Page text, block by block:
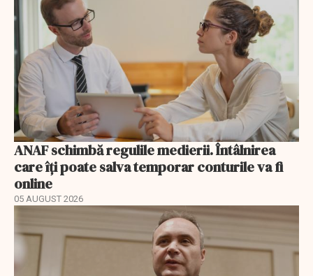
ANAF schimbă regulile medierii. Întâlnirea
care îți poate salva temporar conturile va fi
online
05 AUGUST 2026